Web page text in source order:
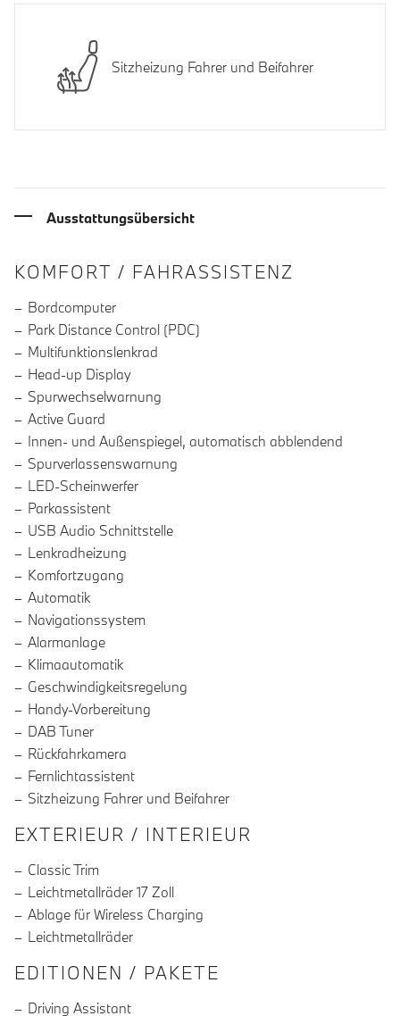
Sitzheizung Fahrer und Beifahrer
Ausstattungsübersicht
INFORMATIONEN ÜBER DIE
KOMFORT / FAHRASSISTENZ
Bordcomputer
Park Distance Control (PDC)
Multifunktionslenkrad
Head-up Display
Spurwechselwarnung
Active Guard
Innen- und Außenspiegel, automatisch abblendend
Spurverlassenswarnung
LED-Scheinwerfer
Parkassistent
USB Audio Schnittstelle
Lenkradheizung
Komfortzugang
Automatik
Navigationssystem
Alarmanlage
Klimaautomatik
Geschwindigkeitsregelung
Handy-Vorbereitung
DAB Tuner
Rückfahrkamera
Fernlichtassistent
Sitzheizung Fahrer und Beifahrer
EXTERIEUR / INTERIEUR
Classic Trim
Leichtmetallräder 17 Zoll
Ablage für Wireless Charging
Leichtmetallräder
EDITIONEN / PAKETE
Driving Assistant